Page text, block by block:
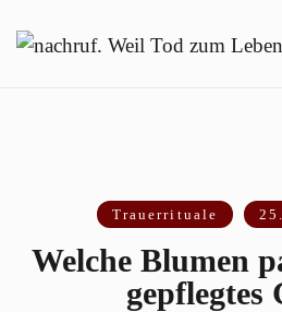
Trauerrituale
Welche Blumen
gepflegtes